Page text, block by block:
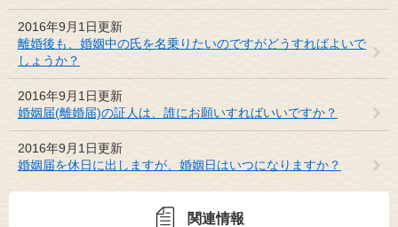
2016年9月1日更新
離婚後も、婚姻中の氏を名乗りたいのですがどうすればよいで
しょうか？
2016年9月1日更新
婚姻届(離婚届)の証人は、誰にお願いすればいいですか？
2016年9月1日更新
婚姻届を休日に出しますが、婚姻日はいつになりますか？
関連情報